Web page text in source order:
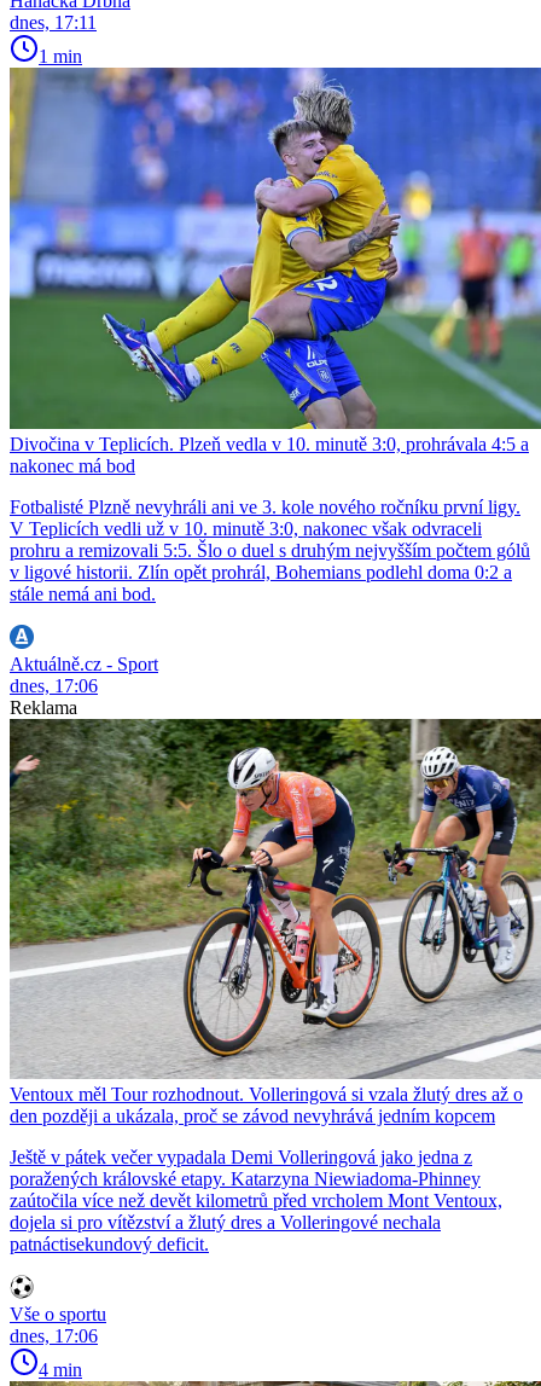
dnes, 17:11
1 min
Divočina v Teplicích. Plzeň vedla v 10. minutě 3:0, prohrávala 4:5 a
nakonec má bod
Fotbalisté Plzně nevyhráli ani ve 3. kole nového ročníku první ligy.
V Teplicích vedli už v 10. minutě 3:0, nakonec však odvraceli
prohru a remizovali 5:5. Šlo o duel s druhým nejvyšším počtem gólů
v ligové historii. Zlín opět prohrál, Bohemians podlehl doma 0:2 a
stále nemá ani bod.
Aktuálně.cz - Sport
dnes, 17:06
Reklama
Ventoux měl Tour rozhodnout. Volleringová si vzala žlutý dres až o
den později a ukázala, proč se závod nevyhrává jedním kopcem
Ještě v pátek večer vypadala Demi Volleringová jako jedna z
poražených královské etapy. Katarzyna Niewiadoma-Phinney
zaútočila více než devět kilometrů před vrcholem Mont Ventoux,
dojela si pro vítězství a žlutý dres a Volleringové nechala
patnáctisekundový deficit.
Vše o sportu
dnes, 17:06
4 min